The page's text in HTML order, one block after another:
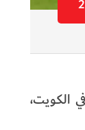
والتي اختتمت اليوم في الكويت،